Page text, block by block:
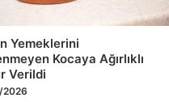
çıtır, içi serinlik dolu
lezzet: Kızarmış
tarifi
2026